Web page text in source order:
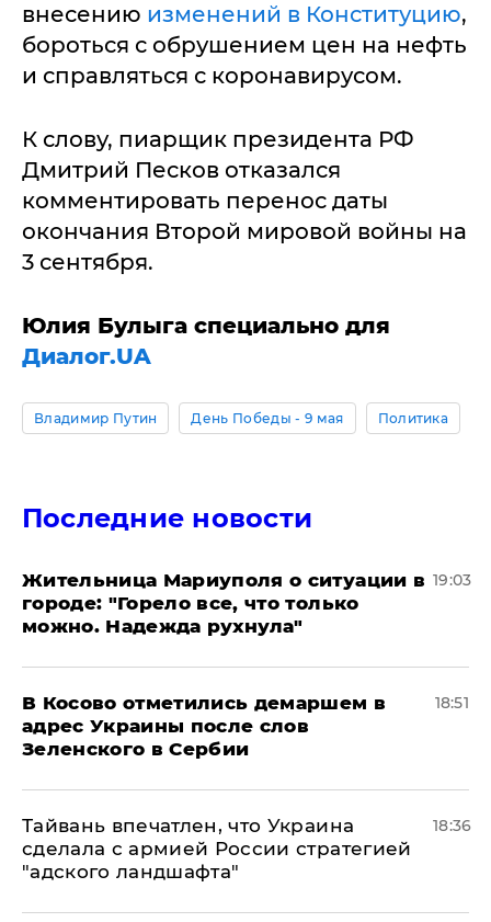
внесению изменений в Конституцию,
бороться с обрушением цен на нефть
и справляться с коронавирусом.
К слову, пиарщик президента РФ
Дмитрий Песков отказался
комментировать перенос даты
окончания Второй мировой войны на
3 сентября.
Юлия Булыга специально для
Диалог.UA
Владимир Путин День Победы - 9 мая Политика
Последние новости
Жительница Мариуполя о ситуации в
городе: "Горело все, что только
можно. Надежда рухнула"
19:03
В Косово отметились демаршем в
адрес Украины после слов
Зеленского в Сербии
18:51
Тайвань впечатлен, что Украина
сделала с армией России стратегией
"адского ландшафта"
18:36